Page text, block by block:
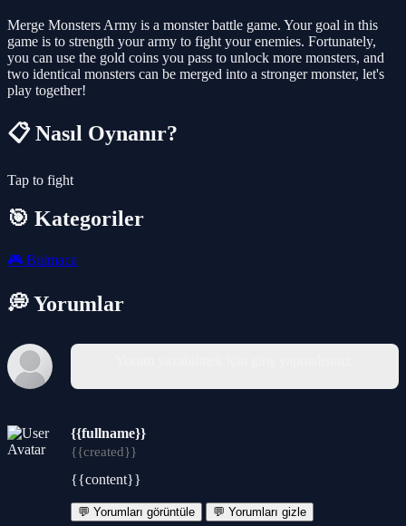
Merge Monsters Army is a monster battle game. Your goal in this
game is to strength your army to fight your enemies. Fortunately,
you can use the gold coins you pass to unlock more monsters, and
two identical monsters can be merged into a stronger monster, let's
play together!
📋 Nasıl Oynanır?
Tap to fight
🎯 Kategoriler
🎮 Bulmaca
💭 Yorumlar
{{fullname}}
{{created}}
{{content}}
💬 Yorumları görüntüle 💬 Yorumları gizle